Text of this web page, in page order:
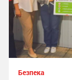
Безпека